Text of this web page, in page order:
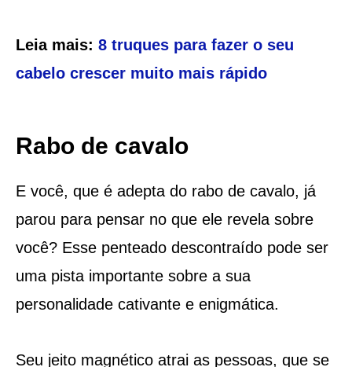
Leia mais: 8 truques para fazer o seu
cabelo crescer muito mais rápido
Rabo de cavalo
E você, que é adepta do rabo de cavalo, já
parou para pensar no que ele revela sobre
você? Esse penteado descontraído pode ser
uma pista importante sobre a sua
personalidade cativante e enigmática.
Seu jeito magnético atrai as pessoas, que se